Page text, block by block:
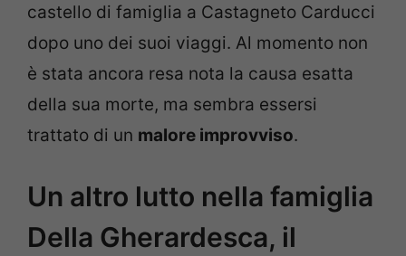
castello di famiglia a Castagneto Carducci
dopo uno dei suoi viaggi. Al momento non
è stata ancora resa nota la causa esatta
della sua morte, ma sembra essersi
trattato di un malore improvviso.
Un altro lutto nella famiglia
Della Gherardesca, il